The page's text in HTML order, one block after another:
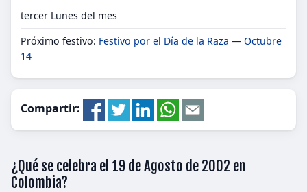
tercer Lunes del mes
Próximo festivo: Festivo por el Día de la Raza — Octubre
14
Compartir:
¿Qué se celebra el 19 de Agosto de 2002 en
Colombia?